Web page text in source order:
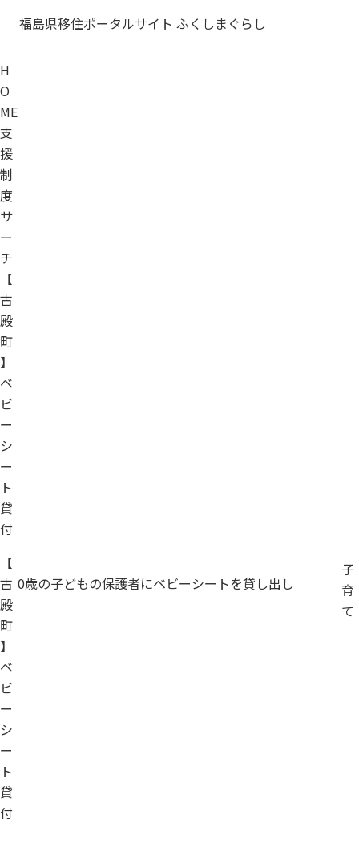
福島県移住ポータルサイト ふくしまぐらし
H
O
ME
支
援
制
度
サ
ー
チ
【
古
殿
町
】
ベ
ビ
ー
シ
ー
ト
貸
付
【
古
殿
町
】
ベ
ビ
ー
シ
ー
ト
貸
付
0歳の子どもの保護者にベビーシートを貸し出し
子
育
て